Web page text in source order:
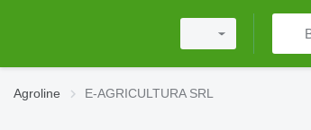
Agroline E-AGRICULTURA SRL